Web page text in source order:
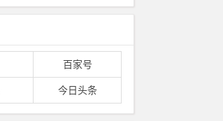
百家号
今日头条